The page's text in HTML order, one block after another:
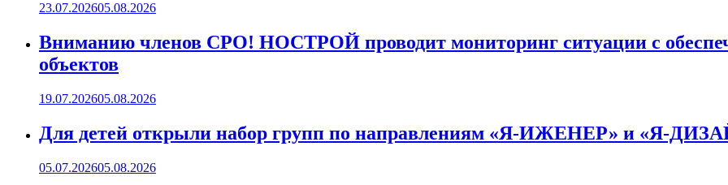
23.07.202605.08.2026
Вниманию членов СРО! НОСТРОЙ проводит мониторинг ситуации с
объектов
19.07.202605.08.2026
Для детей открыли набор групп по направлениям «Я-ИЖЕНЕР» и «Я-
05.07.202605.08.2026